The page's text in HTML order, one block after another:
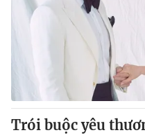
Trói buộc yêu